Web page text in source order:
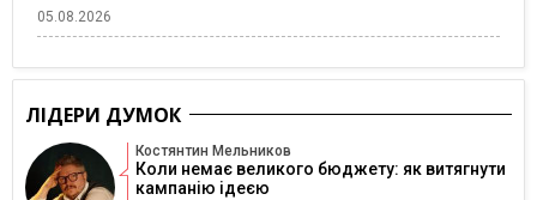
05.08.2026
ЛІДЕРИ ДУМОК
Костянтин Мельников
Коли немає великого бюджету: як витягнути
кампанію ідеєю